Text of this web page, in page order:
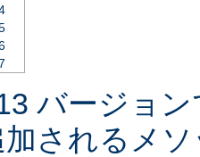
バージョ
加されるメ